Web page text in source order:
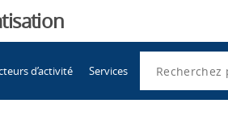
d’activité Services
Search